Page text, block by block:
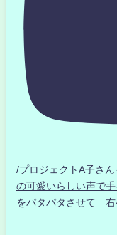
/プロジェクトA子
の可愛いらしい声で
をパタパタさせて 右